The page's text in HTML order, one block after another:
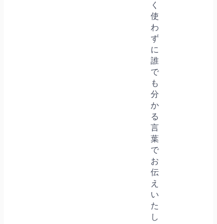
く
使
わ
ず
に
誰
で
も
分
か
る
言
葉
で
お
伝
え
い
た
し